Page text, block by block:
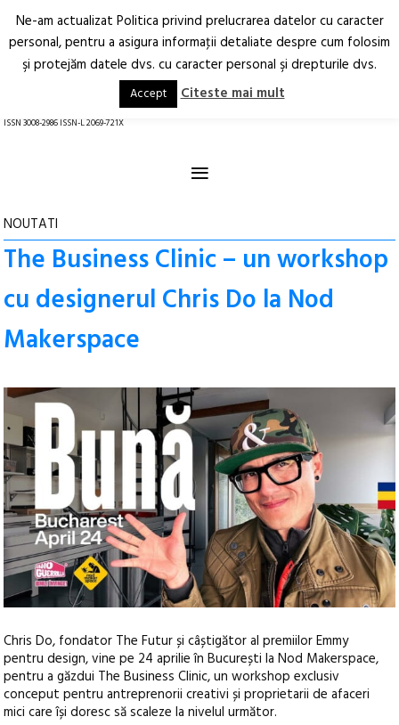
Arhitectură.
Oraș.
RO EN
ISSN 3008-2986 ISSN-L 2069-721X
≡
NOUTATI
The Business Clinic – un workshop
cu designerul Chris Do la Nod
Makerspace
Chris Do, fondator The Futur și câștigător al premiilor Emmy
pentru design, vine pe 24 aprilie în București la Nod Makerspace,
pentru a găzdui The Business Clinic, un workshop exclusiv
conceput pentru antreprenorii creativi și proprietarii de afaceri
mici care își doresc să scaleze la nivelul următor.
Ne-am actualizat Politica privind prelucrarea datelor cu caracter
personal, pentru a asigura informaţii detaliate despre cum folosim
şi protejăm datele dvs. cu caracter personal şi drepturile dvs.
Accept Citeste mai mult